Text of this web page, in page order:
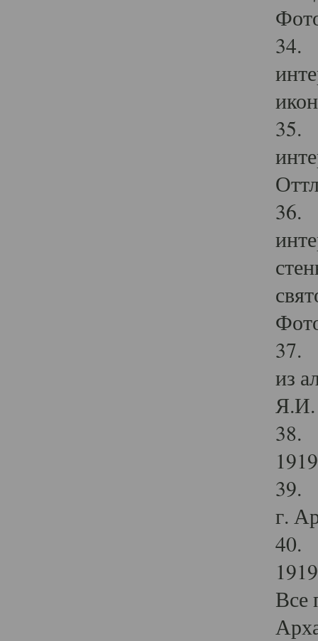
34.
35.
36.
37.
из
Я.И.
38.
39.
г.
40.
Все